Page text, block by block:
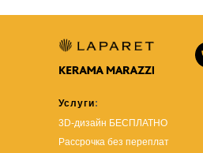
Услуги:
3D-дизайн БЕСПЛАТНО
Рассрочка без переплат